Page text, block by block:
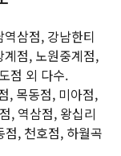
삼점, 강남한티
점, 노원중계점,
점 외 다수.
, 목동점, 미아점,
, 역삼점, 왕십리
, 천호점, 하월곡